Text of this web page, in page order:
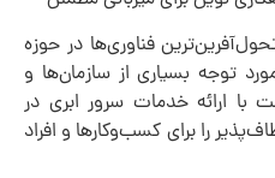
فناوری‌ها در حوزه
توجه بسیاری از سازمان‌ها و
با ارائه خدمات سرور ابری در
را برای کسب‌وکارها و افراد